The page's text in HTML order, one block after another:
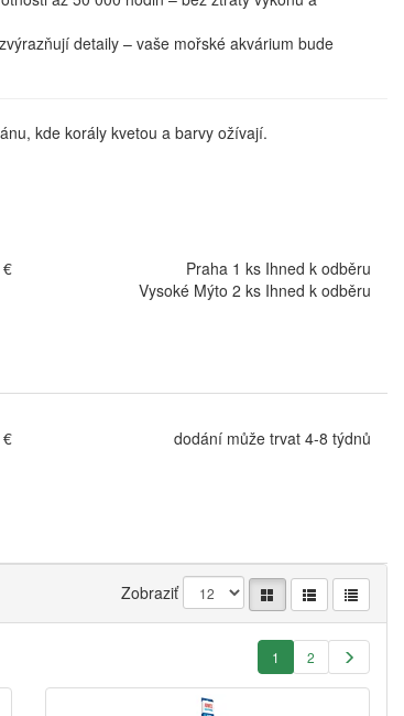
detaily – vaše mořské akvárium bude
kde korály kvetou a barvy ožívají.
Praha 1 ks Ihned k odběru
Vysoké Mýto 2 ks Ihned k odběru
dodání může trvat 4-8 týdnů
Zobraziť
1 2